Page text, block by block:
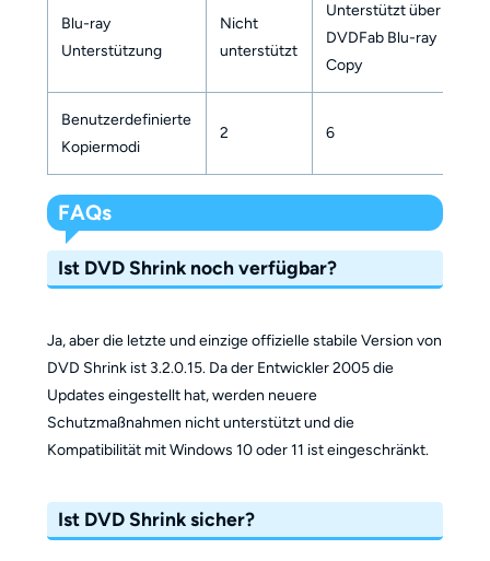
Blu-ray
Unterstützung
Nicht
unterstützt
Unterstützt über
DVDFab Blu-ray
Copy
Benutzerdefinierte
Kopiermodi
2 6
FAQs
Ist DVD Shrink noch verfügbar?
Ja, aber die letzte und einzige offizielle stabile Version von
DVD Shrink ist 3.2.0.15. Da der Entwickler 2005 die
Updates eingestellt hat, werden neuere
Schutzmaßnahmen nicht unterstützt und die
Kompatibilität mit Windows 10 oder 11 ist eingeschränkt.
Ist DVD Shrink sicher?